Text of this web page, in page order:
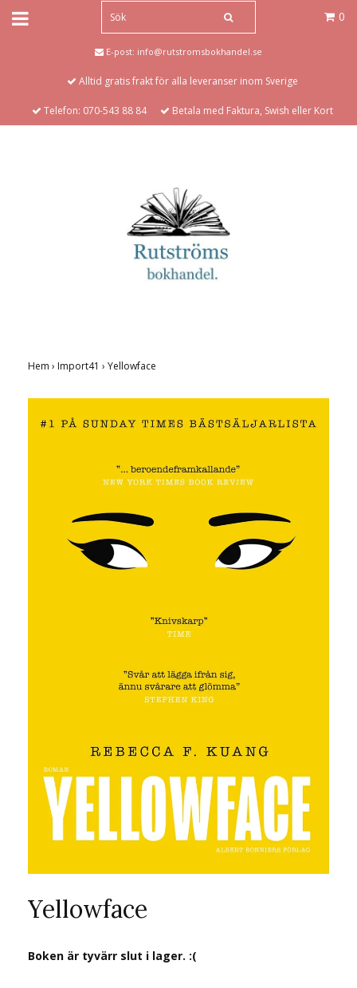
0
E-post: info@rutstromsbokhandel.se
Alltid gratis frakt för alla leveranser inom Sverige
Telefon: 070-543 88 84 Betala med Faktura, Swish eller Kort
Hem › Import41 › Yellowface
Yellowface
Boken är tyvärr slut i lager. :(